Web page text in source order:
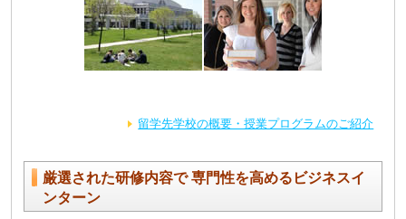
留学先学校の概要・授業プログラムのご紹介
厳選された研修内容で 専門性を高めるビジネスイ
ンターン